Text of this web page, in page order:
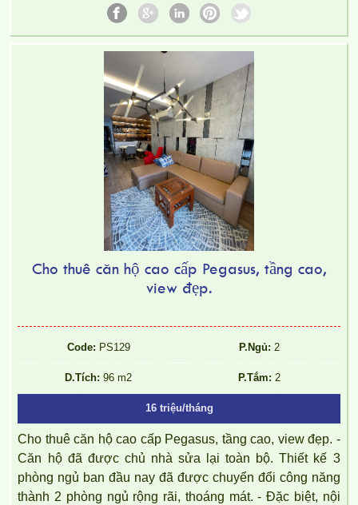
Cho thuê căn hộ cao cấp Pegasus, tầng cao,
view đẹp.
Code: PS129 P.Ngủ: 2
D.Tích: 96 m2 P.Tắm: 2
16 triệu/tháng
Cho thuê căn hộ cao cấp Pegasus, tầng cao, view đẹp. -
Căn hộ đã được chủ nhà sửa lại toàn bộ. Thiết kế 3
phòng ngủ ban đầu nay đã được chuyển đổi công năng
thành 2 phòng ngủ rộng rãi, thoáng mát. - Đặc biệt, nội